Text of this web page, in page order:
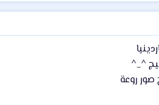
^_^
روعة